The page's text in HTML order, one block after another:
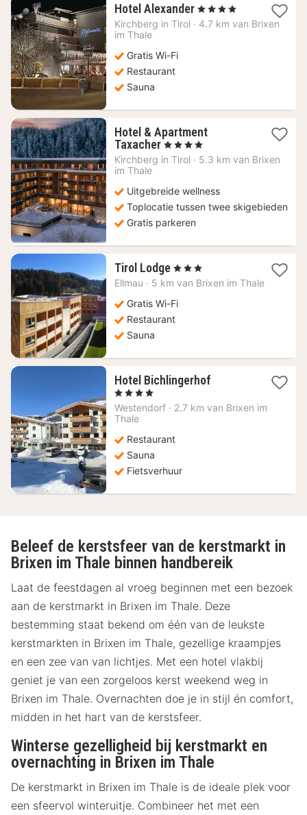
Hotel Alexander 1
nacht
, 4 Sterren
Kirchberg in Tirol · 4.7 km van Brixen
im Thale
Gratis Wi-Fi
Restaurant
Sauna
Hotel & Apartment
Taxacher1
nacht
€
, 4 Sterren
Kirchberg in Tirol · 5.3 km van Brixen
im Thale
Uitgebreide wellness
Toplocatie tussen twee skigebieden
Gratis parkeren
Tirol Lodge 1
nacht
121,82
€
, 3 Sterren
Ellmau · 5 km van Brixen im Thale
Gratis Wi-Fi
Restaurant
Sauna
Hotel Bichlingerhof1
vanaf
, 4 Sterren
Westendorf · 2.7 km van Brixen im
Thale
Restaurant
Sauna
Fietsverhuur
Beleef de kerstsfeer van de kerstmarkt in
Brixen im Thale binnen handbereik
Laat de feestdagen al vroeg beginnen met een bezoek
aan de kerstmarkt in Brixen im Thale. Deze
bestemming staat bekend om één van de leukste
kerstmarkten in Brixen im Thale, gezellige kraampjes
en een zee van van lichtjes. Met een hotel vlakbij
geniet je van een zorgeloos kerst weekend weg in
Brixen im Thale. Overnachten doe je in stijl én comfort,
midden in het hart van de kerstsfeer.
Winterse gezelligheid bij kerstmarkt en
overnachting in Brixen im Thale
De kerstmarkt in Brixen im Thale is de ideale plek voor
een sfeervol winteruitje. Combineer het met een